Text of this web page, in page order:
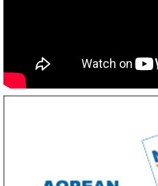
Τηλεφωνήστε μας για